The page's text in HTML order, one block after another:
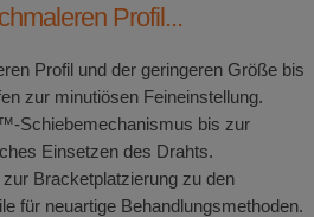
Profil...
Profil und der geringeren Größe bis
zur minutiösen Feineinstellung.
Schiebemechanismus bis zur
Einsetzen des Drahts.
Bracketplatzierung zu den
für neuartige Behandlungsmethoden.